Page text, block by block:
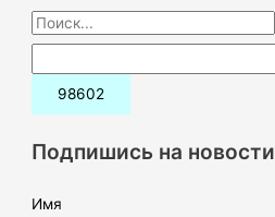
П
о
и
:Подпишись на новости
Имя